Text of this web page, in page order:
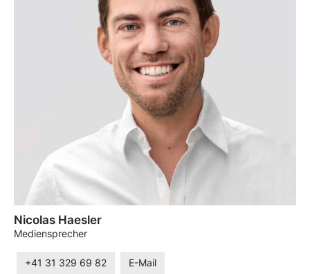
Nicolas Haesler
Mediensprecher
+41 31 329 69 82 E-Mail